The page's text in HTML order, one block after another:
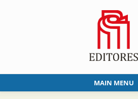
MAIN MENU